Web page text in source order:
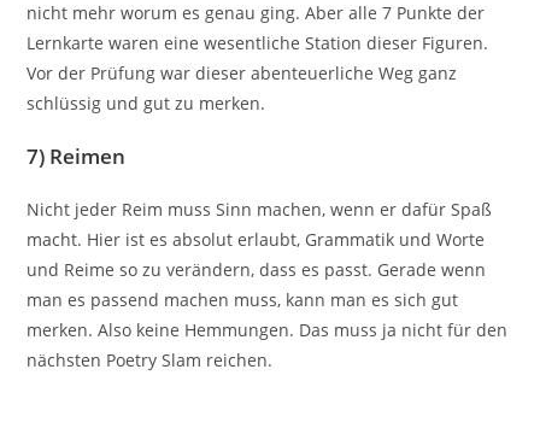
nicht mehr worum es genau ging. Aber alle 7 Punkte der
Lernkarte waren eine wesentliche Station dieser Figuren.
Vor der Prüfung war dieser abenteuerliche Weg ganz
schlüssig und gut zu merken.
7) Reimen
Nicht jeder Reim muss Sinn machen, wenn er dafür Spaß
macht. Hier ist es absolut erlaubt, Grammatik und Worte
und Reime so zu verändern, dass es passt. Gerade wenn
man es passend machen muss, kann man es sich gut
merken. Also keine Hemmungen. Das muss ja nicht für den
nächsten Poetry Slam reichen.